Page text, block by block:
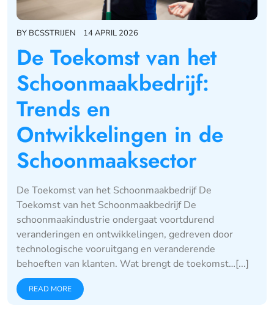
BY BCSSTRIJEN 14 APRIL 2026
De Toekomst van het
Schoonmaakbedrijf:
Trends en
Ontwikkelingen in de
Schoonmaaksector
De Toekomst van het Schoonmaakbedrijf De
Toekomst van het Schoonmaakbedrijf De
schoonmaakindustrie ondergaat voortdurend
veranderingen en ontwikkelingen, gedreven door
technologische vooruitgang en veranderende
behoeften van klanten. Wat brengt de toekomst…[...]
READ MORE